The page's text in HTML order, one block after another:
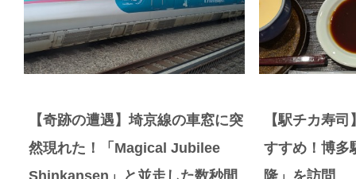
【奇跡の遭遇】埼京線の車窓に突
然現れた！「Magical Jubilee
【駅チカ寿
すすめ！博多